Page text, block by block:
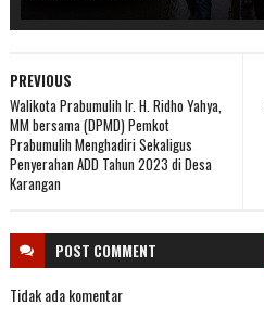
PREVIOUS
Walikota Prabumulih Ir. H. Ridho Yahya,
MM bersama (DPMD) Pemkot
Prabumulih Menghadiri Sekaligus
Penyerahan ADD Tahun 2023 di Desa
Karangan
POST COMMENT
Tidak ada komentar